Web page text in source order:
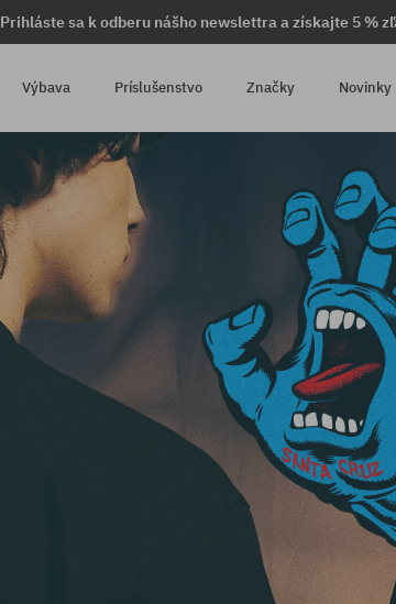
Prihláste sa k odberu nášho newslettra a získajte 5 %
Výbava Príslušenstvo Značky Novinky